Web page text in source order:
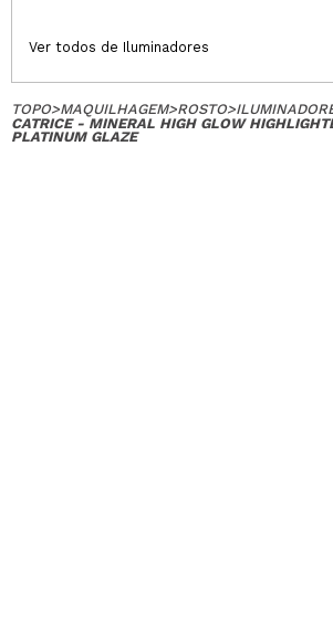
Ver todos de Iluminadores
TOPO>MAQUILHAGEM>ROSTO>
CATRICE - MINERAL HIGH GLOW
PLATINUM GLAZE